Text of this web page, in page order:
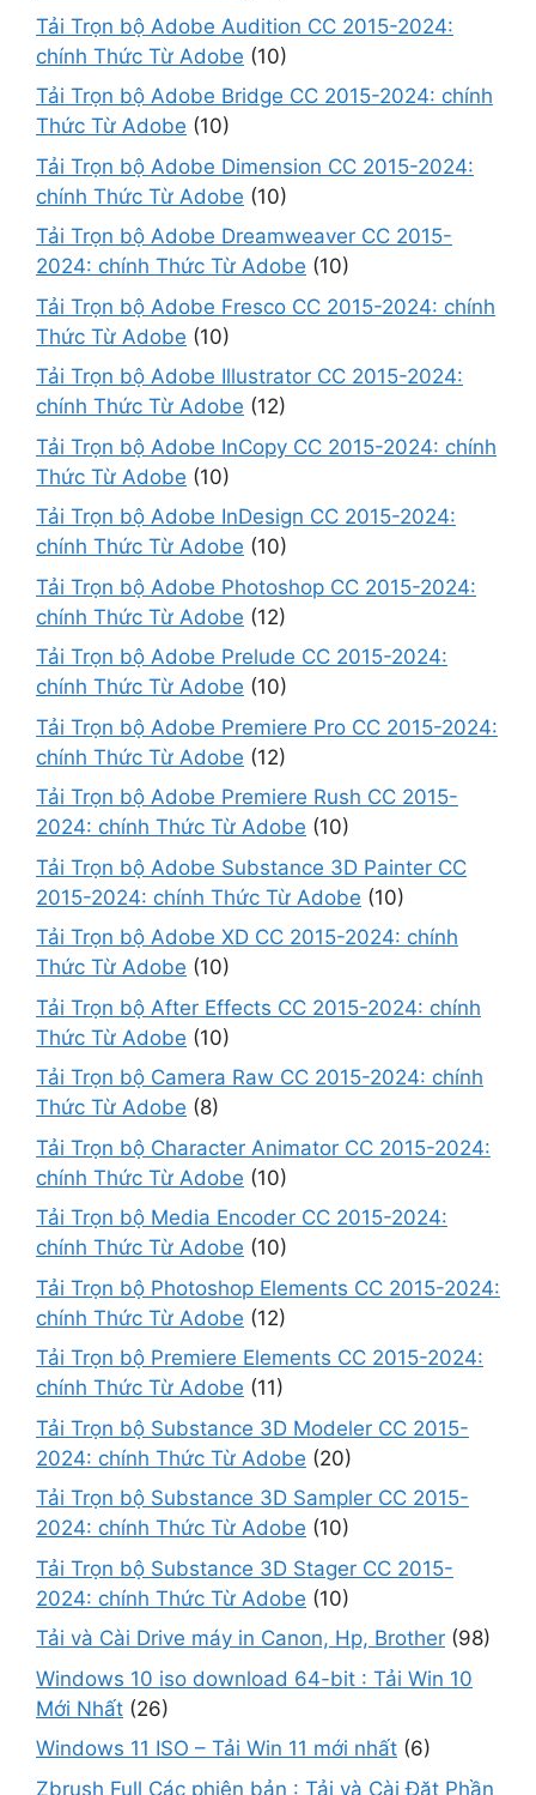
Tải Trọn bộ Adobe Audition CC 2015-2024:
chính Thức Từ Adobe (10)
Tải Trọn bộ Adobe Bridge CC 2015-2024: chính
Thức Từ Adobe (10)
Tải Trọn bộ Adobe Dimension CC 2015-2024:
chính Thức Từ Adobe (10)
Tải Trọn bộ Adobe Dreamweaver CC 2015-
2024: chính Thức Từ Adobe (10)
Tải Trọn bộ Adobe Fresco CC 2015-2024: chính
Thức Từ Adobe (10)
Tải Trọn bộ Adobe Illustrator CC 2015-2024:
chính Thức Từ Adobe (12)
Tải Trọn bộ Adobe InCopy CC 2015-2024: chính
Thức Từ Adobe (10)
Tải Trọn bộ Adobe InDesign CC 2015-2024:
chính Thức Từ Adobe (10)
Tải Trọn bộ Adobe Photoshop CC 2015-2024:
chính Thức Từ Adobe (12)
Tải Trọn bộ Adobe Prelude CC 2015-2024:
chính Thức Từ Adobe (10)
Tải Trọn bộ Adobe Premiere Pro CC 2015-2024:
chính Thức Từ Adobe (12)
Tải Trọn bộ Adobe Premiere Rush CC 2015-
2024: chính Thức Từ Adobe (10)
Tải Trọn bộ Adobe Substance 3D Painter CC
2015-2024: chính Thức Từ Adobe (10)
Tải Trọn bộ Adobe XD CC 2015-2024: chính
Thức Từ Adobe (10)
Tải Trọn bộ After Effects CC 2015-2024: chính
Thức Từ Adobe (10)
Tải Trọn bộ Camera Raw CC 2015-2024: chính
Thức Từ Adobe (8)
Tải Trọn bộ Character Animator CC 2015-2024:
chính Thức Từ Adobe (10)
Tải Trọn bộ Media Encoder CC 2015-2024:
chính Thức Từ Adobe (10)
Tải Trọn bộ Photoshop Elements CC 2015-2024:
chính Thức Từ Adobe (12)
Tải Trọn bộ Premiere Elements CC 2015-2024:
chính Thức Từ Adobe (11)
Tải Trọn bộ Substance 3D Modeler CC 2015-
2024: chính Thức Từ Adobe (20)
Tải Trọn bộ Substance 3D Sampler CC 2015-
2024: chính Thức Từ Adobe (10)
Tải Trọn bộ Substance 3D Stager CC 2015-
2024: chính Thức Từ Adobe (10)
Tải và Cài Drive máy in Canon, Hp, Brother (98)
Windows 10 iso download 64-bit : Tải Win 10
Mới Nhất (26)
Windows 11 ISO – Tải Win 11 mới nhất (6)
Zbrush Full Các phiên bản : Tải và Cài Đặt Phần